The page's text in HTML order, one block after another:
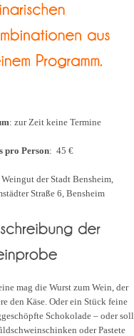
: zur Zeit keine Termine
pro Person: 45 €
Weingut der Stadt Bensheim,
Straße 6, Bensheim
mag die Wurst zum Wein, der
den Käse. Oder ein Stück feine
Schokolade – oder soll
oder Pastete